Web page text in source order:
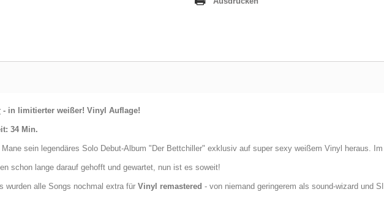
- in limitierter weißer! Vinyl Auflage!
34 Min.
sein legendäres Solo Debut-Album "Der Bettchiller" exklusiv auf super sexy weißem Vinyl heraus.
schon lange darauf gehofft und gewartet, nun ist es soweit!
wurden alle Songs nochmal extra für Vinyl remastered - von niemand geringerem als sound-wizard und